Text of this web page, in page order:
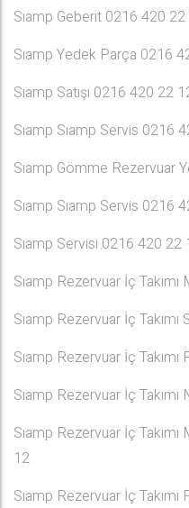
Sıamp Geberıt 0216 420
Sıamp Yedek Parça 0216
Sıamp Satışı 0216 420 22
Sıamp Sıamp Servis 0216
Sıamp Gömme Rezervuar
Sıamp Sıamp Servis 0216
Sıamp Servisi 0216 420 22
Sıamp Rezervuar İç
Sıamp Rezervuar İç
Sıamp Rezervuar İç
Sıamp Rezervuar İç Takımı
Sıamp Rezervuar İç Takımı
12
Sıamp Rezervuar İç